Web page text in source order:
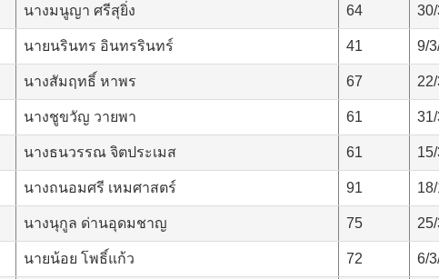
นางมนูญา ศรีสุยิ่ง 64
นายนรินทร อินทรรินทร์ 41 9/
นางสัมฤทธิ์ หาพร 67
นางชูขวัญ วายพา 61
นางธนวรรณ จิตประเมส 61
นางถนอมศรี เหมศาสตร์ 91
นางนุกูล ด่านอุดมชาญ 75
นายน้อย โพธิ์แก้ว 72 6/